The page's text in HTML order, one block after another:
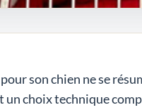
son chien ne se
un choix technique